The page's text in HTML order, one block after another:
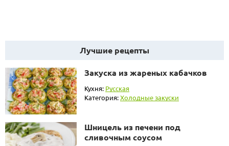
Лучшие рецепты
Закуска из жареных кабачков
Кухня: Русская
Категория:Холодные закуски
Шницель из печени под
сливочным соусом